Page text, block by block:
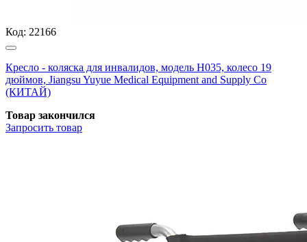
Код: 22166
Кресло - коляска для инвалидов, модель H035, колесо 19
дюймов, Jiangsu Yuyue Medical Equipment and Supply Co
(КИТАЙ)
Товар закончился
Запросить товар